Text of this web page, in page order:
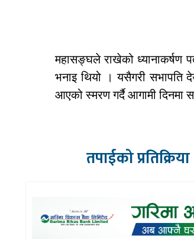
महासङ्घले राखेको ध्यानाकर्षण
भनाइ थियो । यसैगरी सभापति
आएको स्मरण गर्दै आगामी दिनमा
तपाईको प्रतिक्रिया